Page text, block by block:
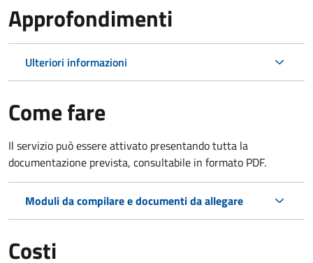
Approfondimenti
Ulteriori informazioni
Come fare
Il servizio può essere attivato presentando tutta la
documentazione prevista, consultabile in formato PDF.
Moduli da compilare e documenti da allegare
Costi